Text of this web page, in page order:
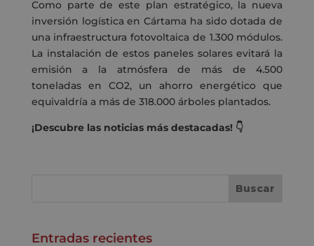
Como parte de este plan estratégico, la nueva
inversión logística en Cártama ha sido dotada de
una infraestructura fotovoltaica de 1.300 módulos.
La instalación de estos paneles solares evitará la
emisión a la atmósfera de más de 4.500
toneladas en CO2, un ahorro energético que
equivaldría a más de 318.000 árboles plantados.
¡Descubre las noticias más destacadas! 👇
Entradas recientes